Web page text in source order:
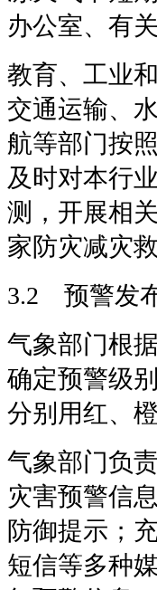
办公室、有
教育、工业
交通运输、
航等部门按
及时对本行
测，开展相
家防灾减灾
3.2 预警发
气象部门根
确定预警级
分别用红、
气象部门负
灾害预警信
防御提示；
短信等多种